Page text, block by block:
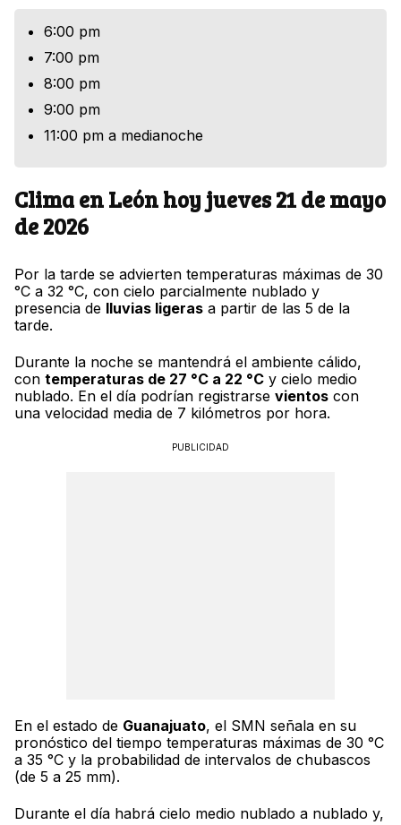
6:00 pm
7:00 pm
8:00 pm
9:00 pm
11:00 pm a medianoche
Clima en León hoy jueves 21 de mayo
de 2026
Por la tarde se advierten temperaturas máximas de 30
°C a 32 °C, con cielo parcialmente nublado y
presencia de lluvias ligeras a partir de las 5 de la
tarde.
Durante la noche se mantendrá el ambiente cálido,
con temperaturas de 27 °C a 22 °C y cielo medio
nublado. En el día podrían registrarse vientos con
una velocidad media de 7 kilómetros por hora.
PUBLICIDAD
En el estado de Guanajuato, el SMN señala en su
pronóstico del tiempo temperaturas máximas de 30 °C
a 35 °C y la probabilidad de intervalos de chubascos
(de 5 a 25 mm).
Durante el día habrá cielo medio nublado a nublado y,